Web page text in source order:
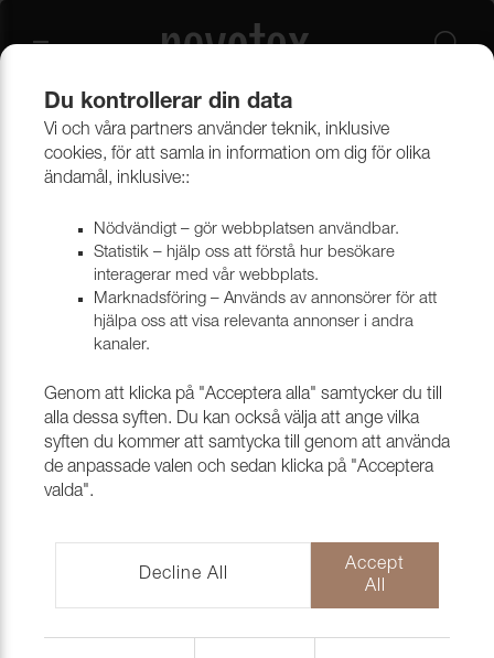
Beklädnadsmaterial Möbeltyger Alla möbeltyger
Du kontrollerar din data
Vi och våra partners använder teknik, inklusive
cookies, för att samla in information om dig för olika
ändamål, inklusive::
Nödvändigt – gör webbplatsen användbar.
Statistik – hjälp oss att förstå hur besökare
interagerar med vår webbplats.
Marknadsföring – Används av annonsörer för att
hjälpa oss att visa relevanta annonser i andra
kanaler.
Genom att klicka på "Acceptera alla" samtycker du till
alla dessa syften. Du kan också välja att ange vilka
syften du kommer att samtycka till genom att använda
de anpassade valen och sedan klicka på "Acceptera
valda".
Decline All
Accept
All